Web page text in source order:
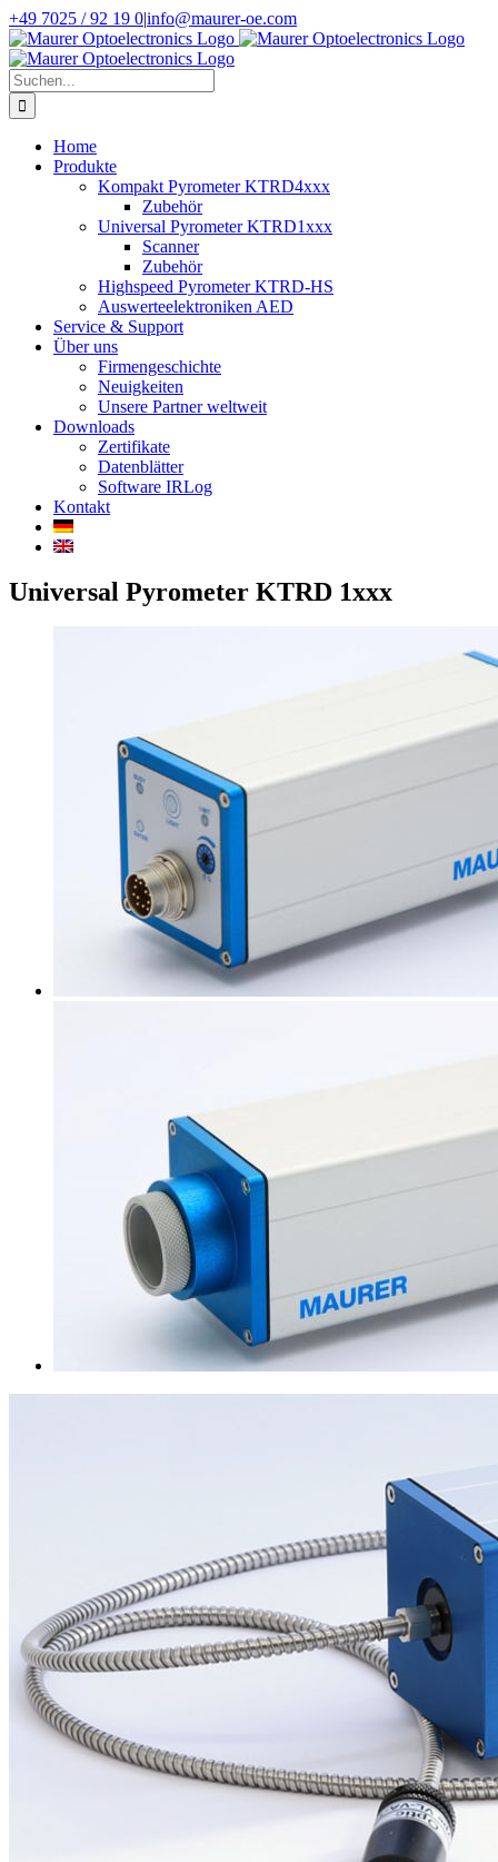
Zum
Inhalt
springen
+49 7025 / 92 19 0|info@maurer-oe.com
Suche
nach:
Home
Produkte
Kompakt Pyrometer KTRD4xxx
Zubehör
Universal Pyrometer KTRD1xxx
Scanner
Zubehör
Highspeed Pyrometer KTRD-HS
Auswerteelektroniken AED
Service & Support
Über uns
Firmengeschichte
Neuigkeiten
Unsere Partner weltweit
Downloads
Zertifikate
Datenblätter
Software IRLog
Kontakt
Universal Pyrometer KTRD 1xxx